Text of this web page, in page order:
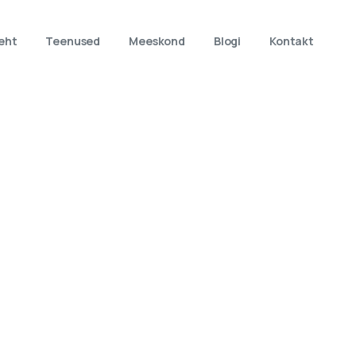
Teenused Meeskond Blogi Kontakt